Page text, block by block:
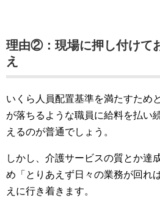
理由②：現場に押し付けて
え
いくら人員配置基準を満たすため
が落ちるような職員に給料を払い
えるのが普通でしょう。
しかし、介護サービスの質とか達
め「とりあえず日々の業務が回れ
えに行き着きます。